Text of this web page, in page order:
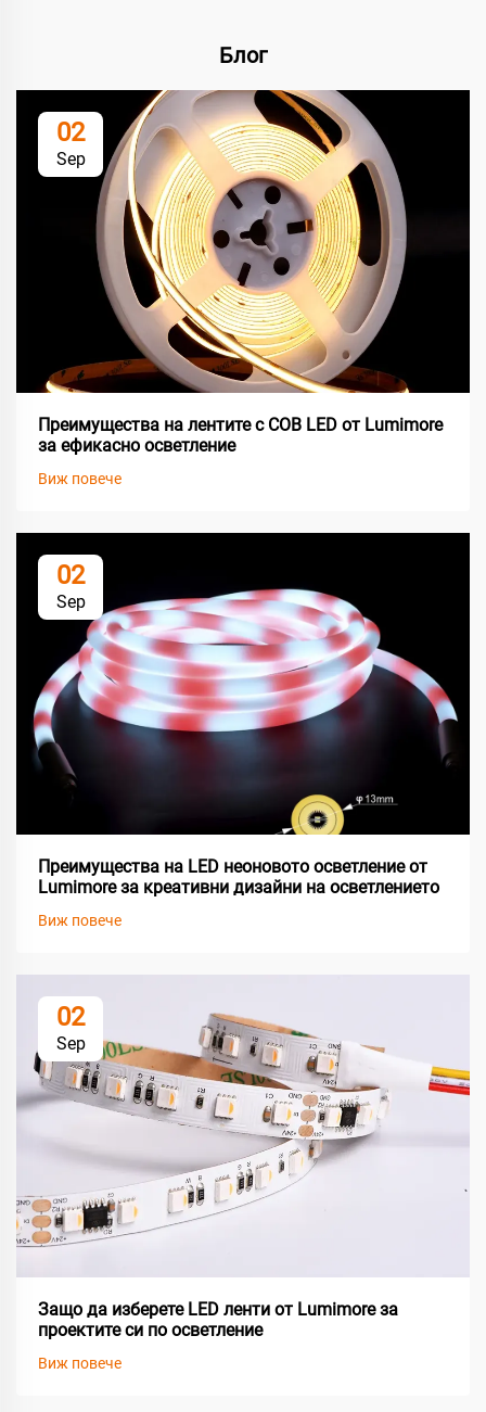
Блог
02
Sep
Преимущества на лентите с COB LED от Lumimore
за ефикасно осветление
Виж повече
02
Sep
Преимущества на LED неоновото осветление от
Lumimore за креативни дизайни на осветлението
Виж повече
02
Sep
Защо да изберете LED ленти от Lumimore за
проектите си по осветление
Виж повече